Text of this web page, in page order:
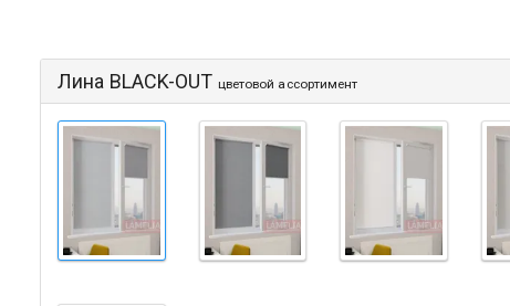
Лина BLACK-OUT цветовой ассортимент